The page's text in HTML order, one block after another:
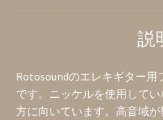
個
説
Rotosoundのエレキギター
です。ニッケルを使用して
方に向いています。高音域